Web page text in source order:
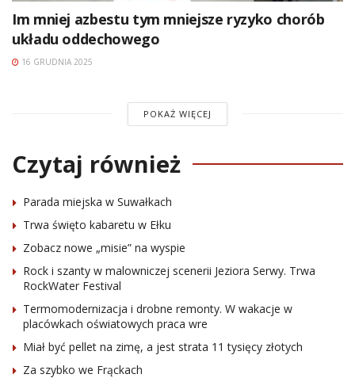
Im mniej azbestu tym mniejsze ryzyko chorób
układu oddechowego
16 GRUDNIA 2025
POKAŻ WIĘCEJ
Czytaj również
Parada miejska w Suwałkach
Trwa święto kabaretu w Ełku
Zobacz nowe „misie” na wyspie
Rock i szanty w malowniczej scenerii Jeziora Serwy. Trwa
RockWater Festival
Termomodernizacja i drobne remonty. W wakacje w
placówkach oświatowych praca wre
Miał być pellet na zimę, a jest strata 11 tysięcy złotych
Za szybko we Frąckach